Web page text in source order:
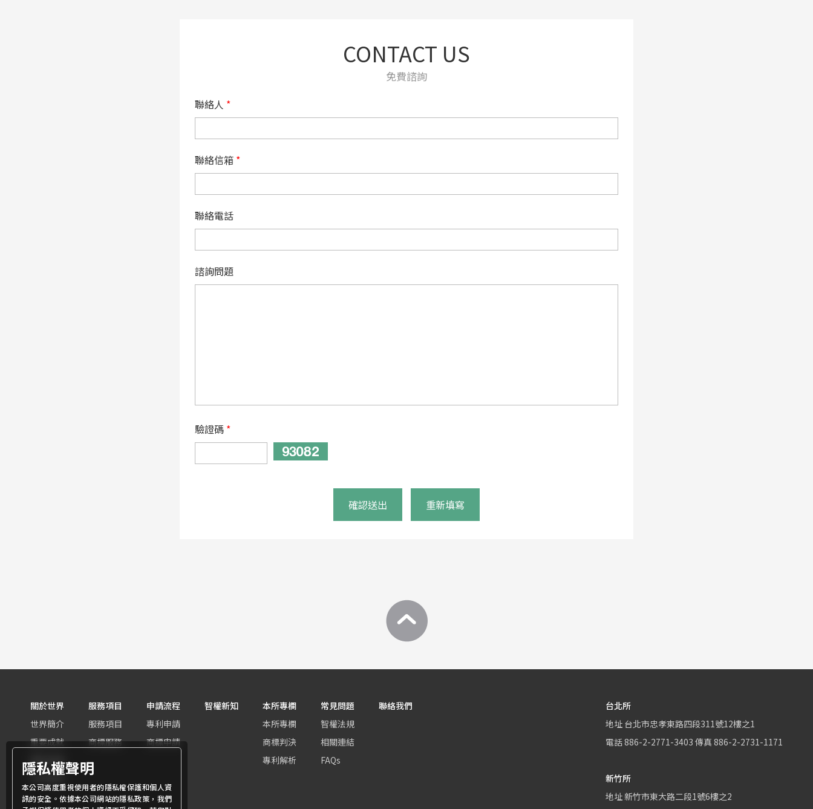
CONTACT US
免費諮詢
聯絡人 *
聯絡信箱 *
聯絡電話
諮詢問題
驗證碼 *
確認送出 重新填寫
關於世界
世界簡介
重要成就
團隊組織
世界客群
服務項目
服務項目
商標服務
申請流程
專利申請
商標申請
智權新知
本所專欄
本所專欄
商標判決
專利解析
常見問題
智權法規
相關連結
FAQs
聯絡我們
台北所
地址 台北市忠孝東路四段311號12樓之1
電話886-2-2771-3403 傳真 886-2-2731-1171
新竹所
地址新竹市東大路二段1號6樓之2
隱私權聲明
本公司高度重視使用者的隱私權保護和個人資
訊的安全。依據本公司網站的隱私政策，我們